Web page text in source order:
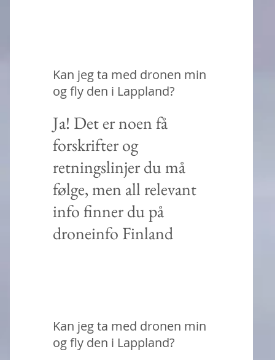
Kan jeg ta med dronen min
og fly den i Lappland?
Ja! Det er noen få
forskrifter og
retningslinjer du må
følge, men all relevant
info finner du på
droneinfo Finland
Kan jeg ta med dronen min
og fly den i Lappland?